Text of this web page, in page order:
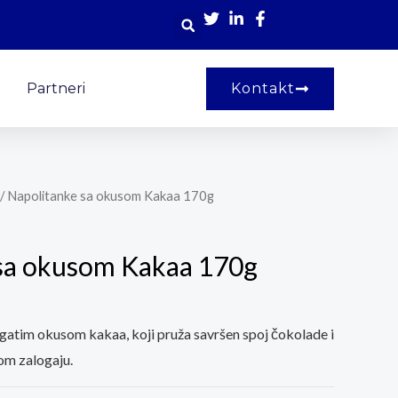
Partneri Kontakt
Napolitanke sa okusom Kakaa 170g
okusom Kakaa 170g
okusom kakaa, koji pruža savršen spoj čokolade i
zalogaju.